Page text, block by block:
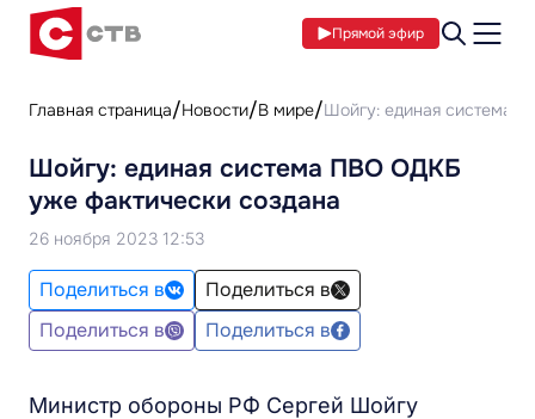
Прямой эфир
Главная страница Новости В мире Шойгу: единая система
Шойгу: единая система ПВО ОДКБ
уже фактически создана
26 ноября 2023 12:53
Поделиться в
Поделиться в
Поделиться в
Поделиться в
Министр обороны РФ Сергей Шойгу